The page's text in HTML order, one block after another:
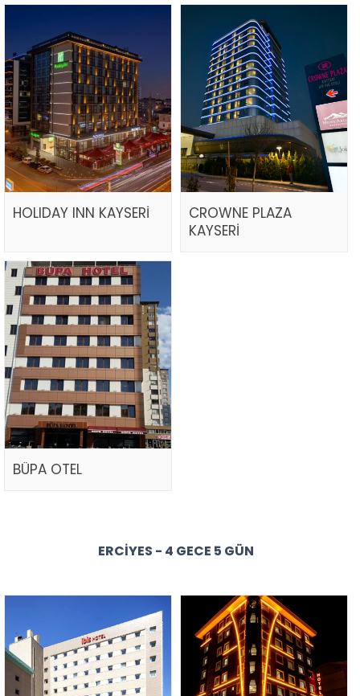
HOLIDAY INN KAYSERİ
CROWNE PLAZA
KAYSERİ
BÜPA OTEL
ERCIYES - 4 GECE 5 GÜN